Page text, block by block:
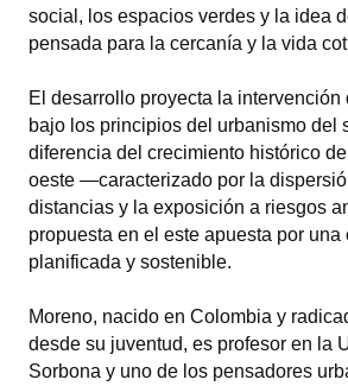
INSTITUCIONAL
Noticias Destacadas
Registros y Distinciones
Datos Históricos
Premio al Mérito - Registro
Audiencias Públicas - Registro
Mujeres que Dejaron Huellas - Registro
social, los espacios verdes y la idea
pensada para la cercanía y la vida
El desarrollo proyecta la intervención
bajo los principios del urbanismo del
diferencia del crecimiento histórico
oeste —caracterizado por la
distancias y la exposición a riesgos
propuesta en el este apuesta por una
planificada y sostenible.
Moreno, nacido en Colombia y
desde su juventud, es profesor en la
Sorbona y uno de los pensadores